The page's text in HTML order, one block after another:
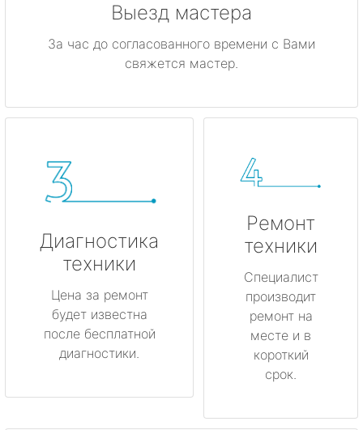
Выезд мастера
За час до согласованного времени с Вами
свяжется мастер.
Диагностика
техники
Цена за ремонт
будет известна
после бесплатной
диагностики.
Ремонт
техники
Специалист
производит
ремонт на
месте и в
короткий
срок.